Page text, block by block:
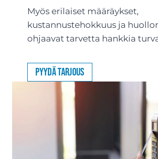
Myös erilaiset määräykset,
kustannustehokkuus ja
ohjaavat tarvetta hankkia
Pyydä tarjous